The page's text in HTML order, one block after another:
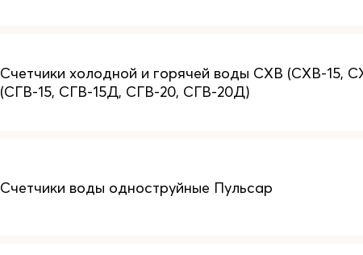
Счетчики холодной и горячей воды СХВ (СХВ-15,
(СГВ-15, СГВ-15Д, СГВ-20, СГВ-20Д)
Счетчики воды одноструйные Пульсар